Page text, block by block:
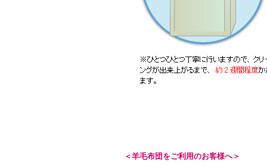
＜羊毛布団をご利用のお客様へ＞